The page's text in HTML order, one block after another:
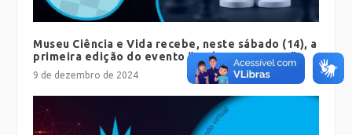
Museu Ciência e Vida recebe, neste sábado (14), a
primeira edição do evento “Xadrez no Museu”
9 de dezembro de 2024